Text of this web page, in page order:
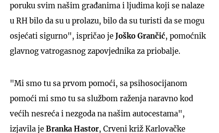
poruku svim našim građanima i ljudima koji se nalaze
u RH bilo da su u prolazu, bilo da su turisti da se mogu
osjećati sigurno", ispričao je Joško Grančić, pomoćnik
glavnog vatrogasnog zapovjednika za priobalje.
"Mi smo tu sa prvom pomoći, sa psihosocijanom
pomoći mi smo tu sa službom raženja naravno kod
većih nesreća i nezgoda na našim autocestama",
izjavila je Branka Hastor, Crveni križ Karlovačke